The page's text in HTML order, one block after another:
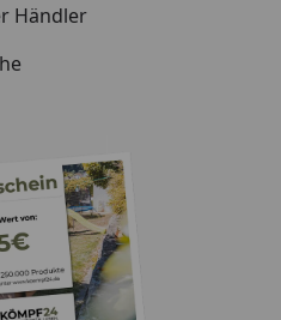
7
19-101
Einzeln
Händler